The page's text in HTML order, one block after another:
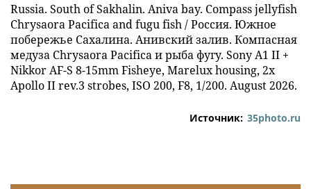
Russia. South of Sakhalin. Aniva bay. Compass jellyfish
Chrysaora Pacifica and fugu fish / Россия. Южное
побережье Сахалина. Анивский залив. Компасная
медуза Chrysaora Pacifica и рыба фугу. Sony A1 II +
Nikkor AF-S 8-15mm Fisheye, Marelux housing, 2x
Apollo II rev.3 strobes, ISO 200, F8, 1/200. August 2026.
Источник: 35photo.ru